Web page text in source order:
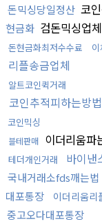
돈믹싱당일정산 코
현금화 검돈믹싱업체
돈현금화최저수수료
리플송금업체
알트코인퀵거래
코인추적피하는방법
코인믹싱
블테판매 이더리움파
테더개인거래
바이낸
국내거래소fds깨는법
대포통장
이더리움리
중고오다대포통장